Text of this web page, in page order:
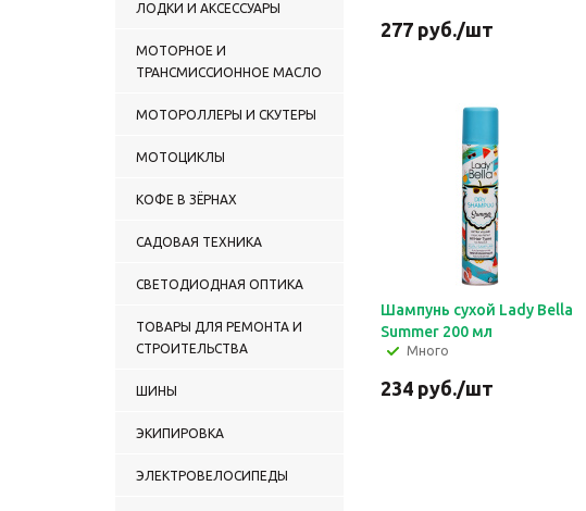
ЛОДКИ И АКСЕССУАРЫ
МОТОРНОЕ И
ТРАНСМИССИОННОЕ МАСЛО
МОТОРОЛЛЕРЫ И СКУТЕРЫ
МОТОЦИКЛЫ
КОФЕ В ЗЁРНАХ
САДОВАЯ ТЕХНИКА
СВЕТОДИОДНАЯ ОПТИКА
ТОВАРЫ ДЛЯ РЕМОНТА И
СТРОИТЕЛЬСТВА
ШИНЫ
ЭКИПИРОВКА
ЭЛЕКТРОВЕЛОСИПЕДЫ
277 руб./шт
Шампунь сухой Lady Bella
Summer 200 мл
Много
234 руб./шт